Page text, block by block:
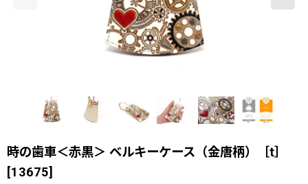
時の歯車＜赤黒＞ ベルキーケース（金唐柄）［t］
[13675]